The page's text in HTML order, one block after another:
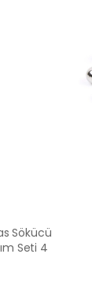
Sökücü
Seti 4